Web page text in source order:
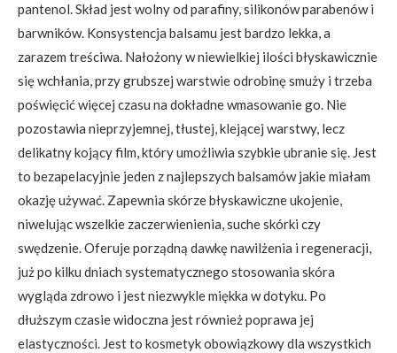
pantenol. Skład jest wolny od parafiny, silikonów parabenów i
barwników. Konsystencja balsamu jest bardzo lekka, a
zarazem treściwa. Nałożony w niewielkiej ilości błyskawicznie
się wchłania, przy grubszej warstwie odrobinę smuży i trzeba
poświęcić więcej czasu na dokładne wmasowanie go. Nie
pozostawia nieprzyjemnej, tłustej, klejącej warstwy, lecz
delikatny kojący film, który umożliwia szybkie ubranie się. Jest
to bezapelacyjnie jeden z najlepszych balsamów jakie miałam
okazję używać. Zapewnia skórze błyskawiczne ukojenie,
niwelując wszelkie zaczerwienienia, suche skórki czy
swędzenie. Oferuje porządną dawkę nawilżenia i regeneracji,
już po kilku dniach systematycznego stosowania skóra
wygląda zdrowo i jest niezwykle miękka w dotyku. Po
dłuższym czasie widoczna jest również poprawa jej
elastyczności. Jest to kosmetyk obowiązkowy dla wszystkich